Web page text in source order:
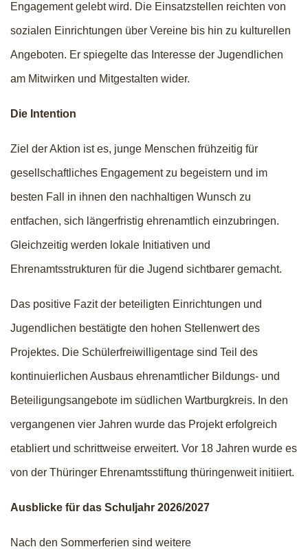
Engagement gelebt wird. Die Einsatzstellen reichten von
sozialen Einrichtungen über Vereine bis hin zu kulturellen
Angeboten. Er spiegelte das Interesse der Jugendlichen
am Mitwirken und Mitgestalten wider.
Die Intention
Ziel der Aktion ist es, junge Menschen frühzeitig für
gesellschaftliches Engagement zu begeistern und im
besten Fall in ihnen den nachhaltigen Wunsch zu
entfachen, sich längerfristig ehrenamtlich einzubringen.
Gleichzeitig werden lokale Initiativen und
Ehrenamtsstrukturen für die Jugend sichtbarer gemacht.
Das positive Fazit der beteiligten Einrichtungen und
Jugendlichen bestätigte den hohen Stellenwert des
Projektes. Die Schülerfreiwilligentage sind Teil des
kontinuierlichen Ausbaus ehrenamtlicher Bildungs- und
Beteiligungsangebote im südlichen Wartburgkreis. In den
vergangenen vier Jahren wurde das Projekt erfolgreich
etabliert und schrittweise erweitert. Vor 18 Jahren wurde es
von der Thüringer Ehrenamtsstiftung thüringenweit initiiert.
Ausblicke für das Schuljahr 2026/2027
Nach den Sommerferien sind weitere